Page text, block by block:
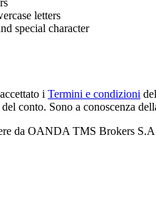
letters
special character
i Termini e condizioni
conto. Sono a conoscenza
da OANDA TMS Brokers